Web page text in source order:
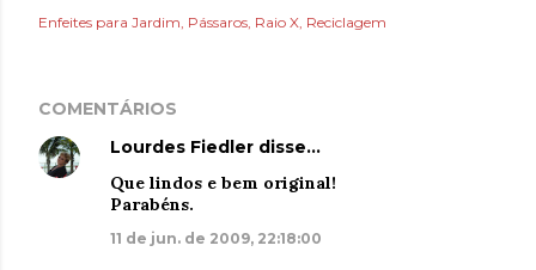
Enfeites para Jardim Pássaros Raio X Reciclagem
COMENTÁRIOS
Lourdes Fiedler disse…
Que lindos e bem original!
Parabéns.
11 de jun. de 2009, 22:18:00